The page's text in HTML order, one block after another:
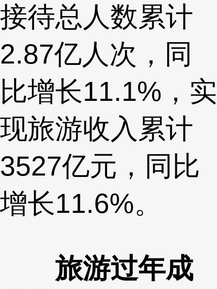
接待总人数累计
2.87亿人次，同
比增长11.1%，实
现旅游收入累计
3527亿元，同比
增长11.6%。
旅游过年成